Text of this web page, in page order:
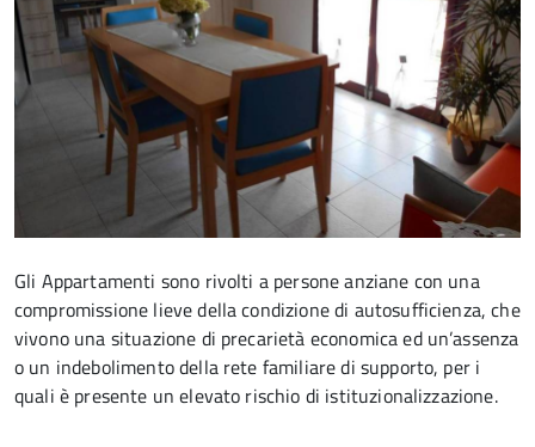
Gli Appartamenti sono rivolti a persone anziane con una
compromissione lieve della condizione di autosufficienza, che
vivono una situazione di precarietà economica ed un’assenza
o un indebolimento della rete familiare di supporto, per i
quali è presente un elevato rischio di istituzionalizzazione.